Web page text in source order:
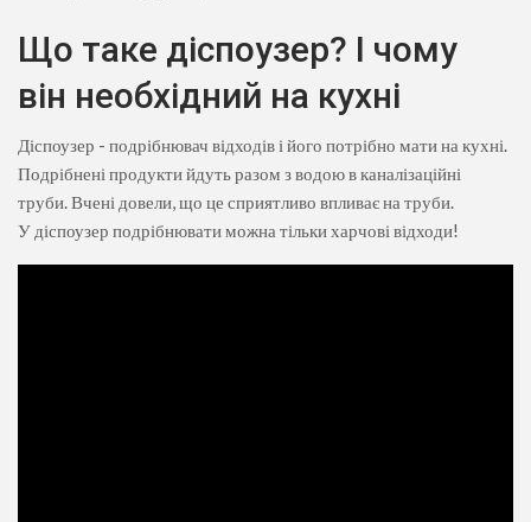
Що таке діспоузер? І чому
він необхідний на кухні
Діспоузер - подрібнювач відходів і його потрібно мати на кухні.
Подрібнені продукти йдуть разом з водою в каналізаційні
труби. Вчені довели, що це сприятливо впливає на труби.
У діспоузер подрібнювати можна тільки харчові відходи!